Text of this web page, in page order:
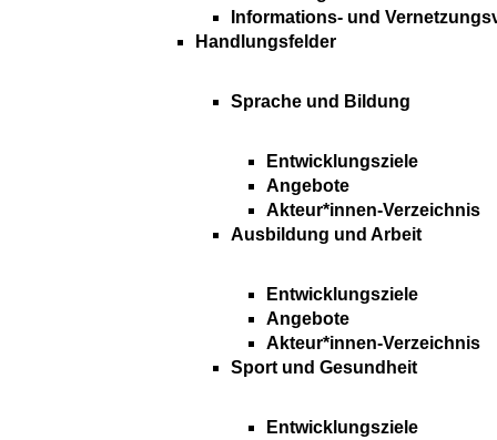
Informations- und
Handlungsfelder
Sprache und Bildung
Entwicklungsziele
Angebote
Akteur*innen-Verzeichnis
Ausbildung und Arbeit
Entwicklungsziele
Angebote
Akteur*innen-Verzeichnis
Sport und Gesundheit
Entwicklungsziele